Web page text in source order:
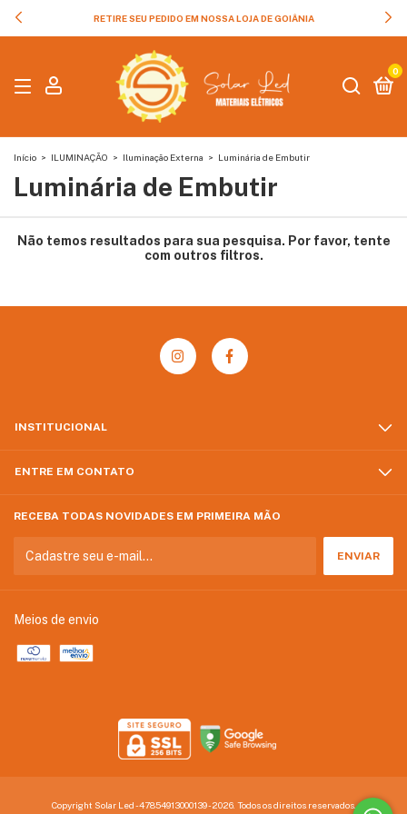
RETIRE SEU PEDIDO EM NOSSA LOJA DE GOIÂNIA
0
Início > ILUMINAÇÃO > Iluminação Externa > Luminária de Embutir
Luminária de Embutir
Não temos resultados para sua pesquisa. Por favor, tente
com outros filtros.
INSTITUCIONAL
ENTRE EM CONTATO
RECEBA TODAS NOVIDADES EM PRIMEIRA MÃO
Meios de envio
Copyright Solar Led - 47854913000139 - 2026. Todos os direitos reservados.